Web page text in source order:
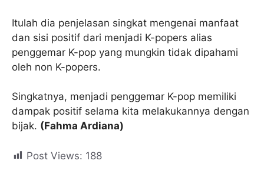
Itulah dia penjelasan singkat mengenai manfaat
dan sisi positif dari menjadi K-popers alias
penggemar K-pop yang mungkin tidak dipahami
oleh non K-popers.
Singkatnya, menjadi penggemar K-pop memiliki
dampak positif selama kita melakukannya dengan
bijak. (Fahma Ardiana)
Post Views: 188